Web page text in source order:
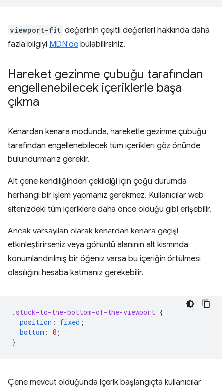
viewport-fit değerinin çeşitli değerleri hakkında daha
fazla bilgiyi MDN'de bulabilirsiniz.
Hareket gezinme çubuğu tarafından
engellenebilecek içeriklerle başa
çıkma
Kenardan kenara modunda, hareketle gezinme çubuğu
tarafından engellenebilecek tüm içerikleri göz önünde
bulundurmanız gerekir.
Alt çene kendiliğinden çekildiği için çoğu durumda
herhangi bir işlem yapmanız gerekmez. Kullanıcılar web
sitenizdeki tüm içeriklere daha önce olduğu gibi erişebilir.
Ancak varsayılan olarak kenardan kenara geçişi
etkinleştirirseniz veya görüntü alanının alt kısmında
konumlandırılmış bir öğeniz varsa bu içeriğin örtülmesi
olasılığını hesaba katmanız gerekebilir.
. stuck-to-the-bottom-of-the-viewport {
position : fixed ;
bottom : 0 ;
}
Çene mevcut olduğunda içerik başlangıçta kullanıcılar